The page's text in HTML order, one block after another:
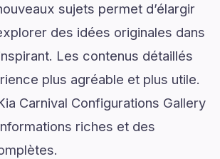
sujets permet d’élargir
des idées originales dans
Les contenus détaillés
plus agréable et plus utile.
Carnival Configurations Gallery
riches et des